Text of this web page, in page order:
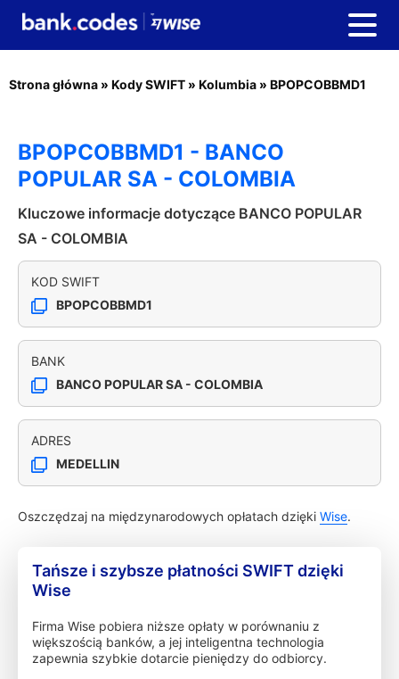
Strona główna » Kody SWIFT » Kolumbia » BPOPCOBBMD1
BPOPCOBBMD1 - BANCO
POPULAR SA - COLOMBIA
Kluczowe informacje dotyczące BANCO POPULAR
SA - COLOMBIA
KOD SWIFT
BPOPCOBBMD1
BANK
BANCO POPULAR SA - COLOMBIA
ADRES
MEDELLIN
Oszczędzaj na międzynarodowych opłatach dzięki Wise.
Tańsze i szybsze płatności SWIFT dzięki
Wise
Firma Wise pobiera niższe opłaty w porównaniu z
większością banków, a jej inteligentna technologia
zapewnia szybkie dotarcie pieniędzy do odbiorcy.